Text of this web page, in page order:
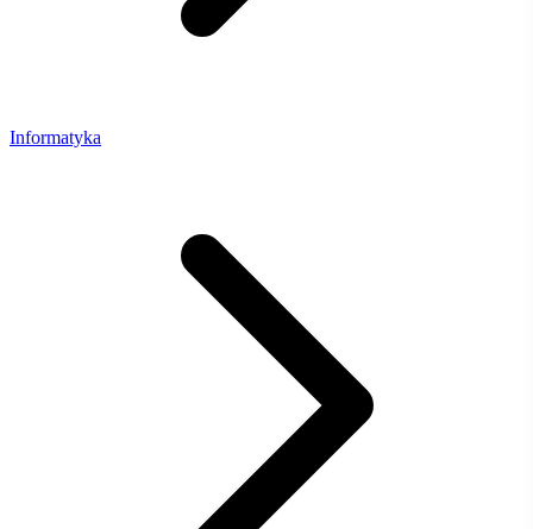
Informatyka